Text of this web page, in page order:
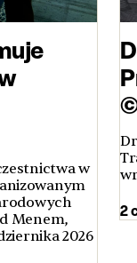
w
Menem,
2026
2